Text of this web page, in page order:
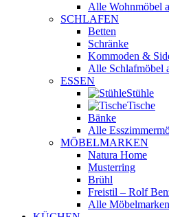
Alle Wohnmöbel
SCHLAFEN
Betten
Schränke
Kommoden &
Alle Schlafmöbel
ESSEN
Stühle
Tische
Bänke
Alle
MÖBELMARKEN
Natura Home
Musterring
Brühl
Freistil – Rolf
Alle